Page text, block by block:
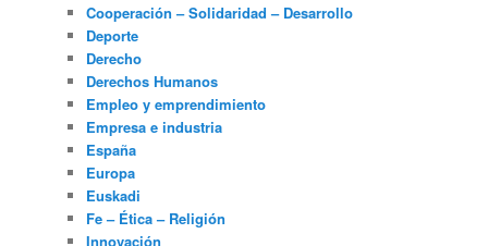
Cooperación – Solidaridad – Desarrollo
Deporte
Derecho
Derechos Humanos
Empleo y emprendimiento
Empresa e industria
España
Europa
Euskadi
Fe – Ética – Religión
Innovación